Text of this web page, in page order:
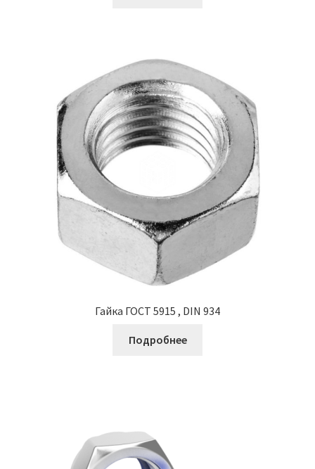
Гайка ГОСТ 5915 , DIN 934
Подробнее